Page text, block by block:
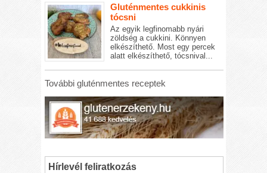
Gluténmentes cukkinis
tócsni
Az egyik legfinomabb nyári
zöldség a cukkini. Könnyen
elkészíthető. Most egy percek
alatt elkészíthető, tócsnival...
További gluténmentes receptek
Hírlevél feliratkozás